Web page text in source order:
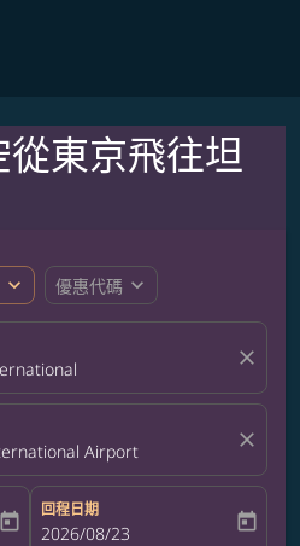
東京飛往坦
expand_more 優惠代碼 expand_more
close
Airport close
aria-label
today
回程日期
fc-booking-return-date-aria-label
2026/08/23 today